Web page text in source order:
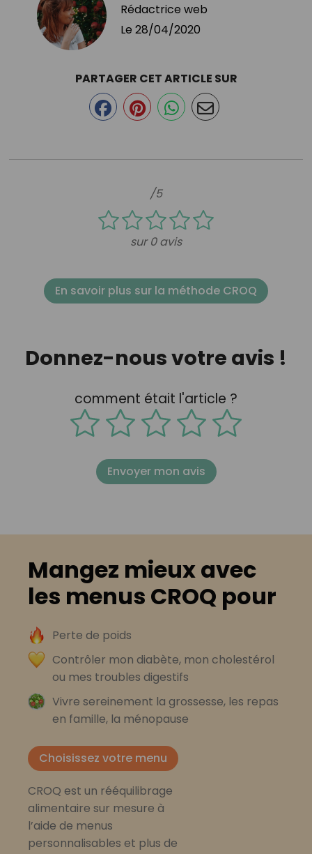
Rédactrice web
Le 28/04/2020
/5
sur 0 avis
PARTAGER CET ARTICLE SUR
En savoir plus sur la méthode CROQ
Donnez-nous votre avis !
comment était l'article ?
Envoyer mon avis
Mangez mieux avec
les menus CROQ pour
Perte de poids
Contrôler mon diabète, mon cholestérol
ou mes troubles digestifs
Vivre sereinement la grossesse, les repas
en famille, la ménopause
Choisissez votre menu
CROQ est un rééquilibrage
alimentaire sur mesure à
l’aide de menus
personnalisables et plus de